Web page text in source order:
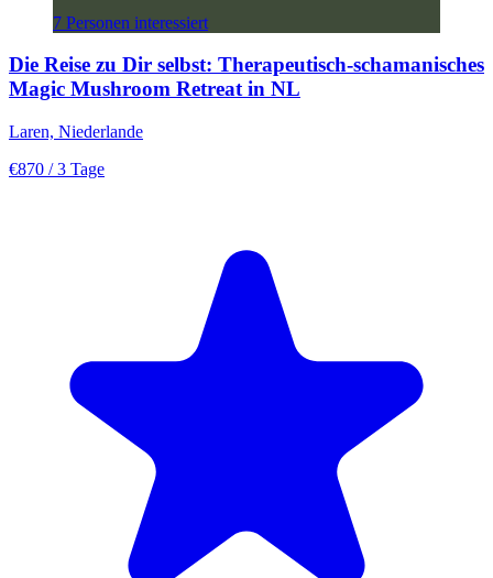
7 Personen interessiert
Die Reise zu Dir selbst: Therapeutisch-schamanisches
Magic Mushroom Retreat in NL
Laren, Niederlande
€870 / 3 Tage